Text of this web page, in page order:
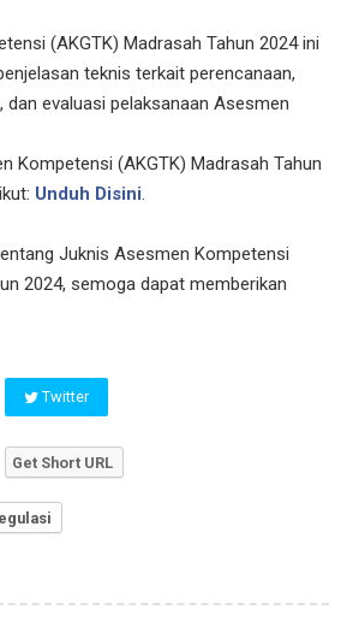
(AKGTK) Madrasah Tahun 2024 ini
teknis terkait perencanaan,
dan evaluasi pelaksanaan Asesmen
Kompetensi (AKGTK) Madrasah Tahun
Unduh Disini.
Juknis Asesmen Kompetensi
2024, semoga dapat memberikan
Twitter
Get Short URL